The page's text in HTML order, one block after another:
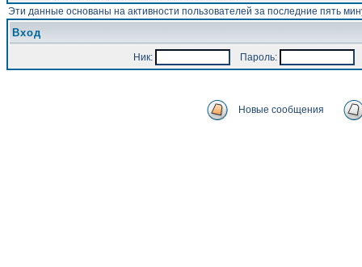
Эти данные основаны на активности пользователей за последние пять
Вход
Ник: Пароль:
Новые сообщения